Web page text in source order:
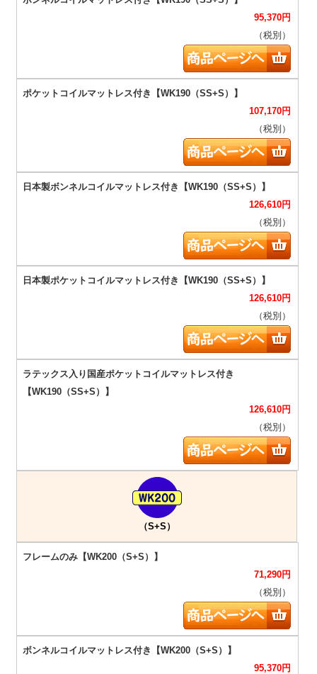
95,370円
（税別）
107,170円
（税別）
126,610円
（税別）
126,610円
（税別）
126,610円
（税別）
（S+S）
71,290円
（税別）
95,370円